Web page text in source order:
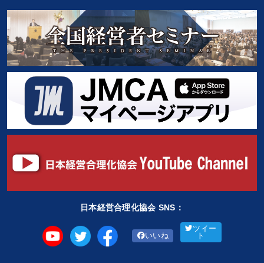
日本経営合理化協会 SNS：
いいね
ツイー
ト